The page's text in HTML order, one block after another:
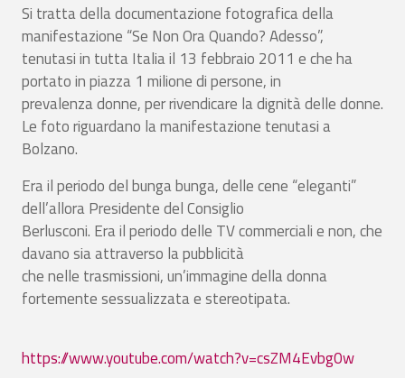
Si tratta della documentazione fotografica della
manifestazione “Se Non Ora Quando? Adesso”,
tenutasi in tutta Italia il 13 febbraio 2011 e che ha
portato in piazza 1 milione di persone, in
prevalenza donne, per rivendicare la dignità delle donne.
Le foto riguardano la manifestazione tenutasi a
Bolzano.
Era il periodo del bunga bunga, delle cene “eleganti”
dell’allora Presidente del Consiglio
Berlusconi. Era il periodo delle TV commerciali e non, che
davano sia attraverso la pubblicità
che nelle trasmissioni, un’immagine della donna
fortemente sessualizzata e stereotipata.
https://www.youtube.com/watch?v=csZM4Evbg0w